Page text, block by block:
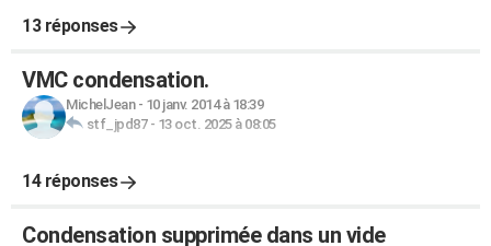
13 réponses
VMC condensation.
MichelJean- 10 janv. 2014 à 18:39
stf_jpd87- 13 oct. 2025 à 08:05
14 réponses
Condensation supprimée dans un vide